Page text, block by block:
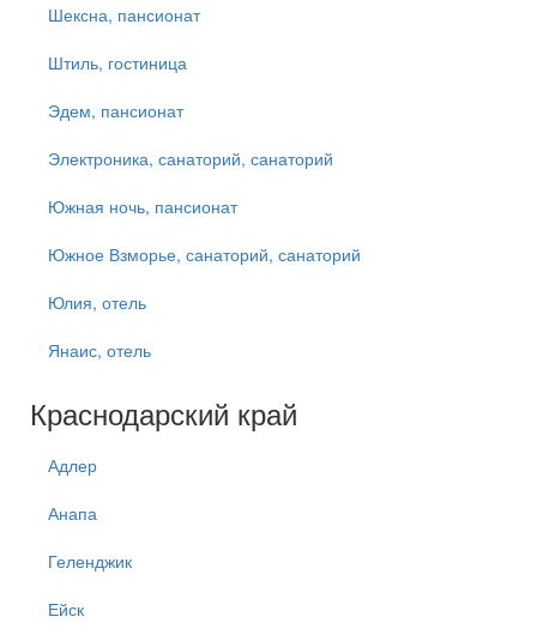
Шексна, пансионат
Штиль, гостиница
Эдем, пансионат
Электроника, санаторий, санаторий
Южная ночь, пансионат
Южное Взморье, санаторий, санаторий
Юлия, отель
Янаис, отель
Краснодарский край
Адлер
Анапа
Геленджик
Ейск